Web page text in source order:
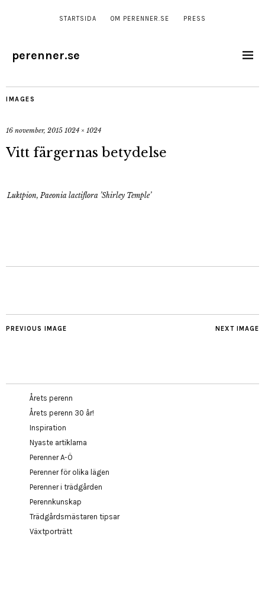
STARTSIDA OM PERENNER.SE PRESS
perenner.se
IMAGES
16 november, 2015 1024 × 1024
Vitt färgernas betydelse
Luktpion, Paeonia lactiflora ’Shirley Temple’
NEXT IMAGE
PREVIOUS IMAGE
Årets perenn
Årets perenn 30 år!
Inspiration
Nyaste artiklarna
Perenner A-Ö
Perenner för olika lägen
Perenner i trädgården
Perennkunskap
Trädgårdsmästaren tipsar
Växtporträtt